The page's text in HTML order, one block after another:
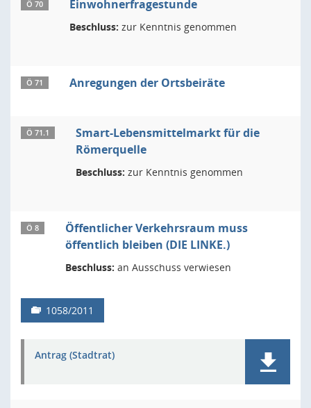
Ö 70 Einwohnerfragestunde
Beschluss: zur Kenntnis genommen
Ö 71 Anregungen der Ortsbeiräte
Ö 71.1
Smart-Lebensmittelmarkt für die
Römerquelle
Beschluss: zur Kenntnis genommen
Ö 8
Öffentlicher Verkehrsraum muss
öffentlich bleiben (DIE LINKE.)
Beschluss: an Ausschuss verwiesen
1058/2011
Antrag (Stadtrat)